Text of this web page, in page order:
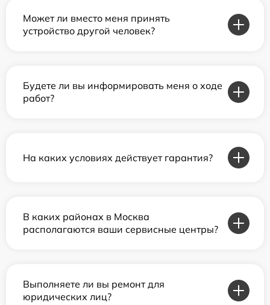
Может ли вместо меня принять
устройство другой человек?
Будете ли вы информировать меня о ходе
работ?
На каких условиях действует гарантия?
В каких районах в Москва
располагаются ваши сервисные центры?
Выполняете ли вы ремонт для
юридических лиц?